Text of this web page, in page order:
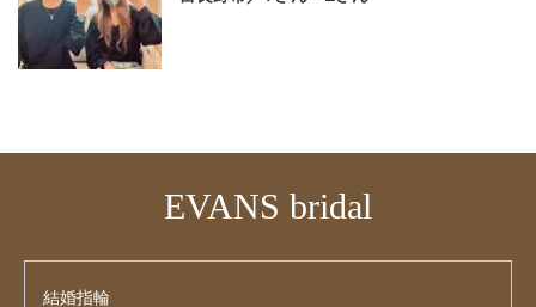
EVANS bridal
結婚指輪